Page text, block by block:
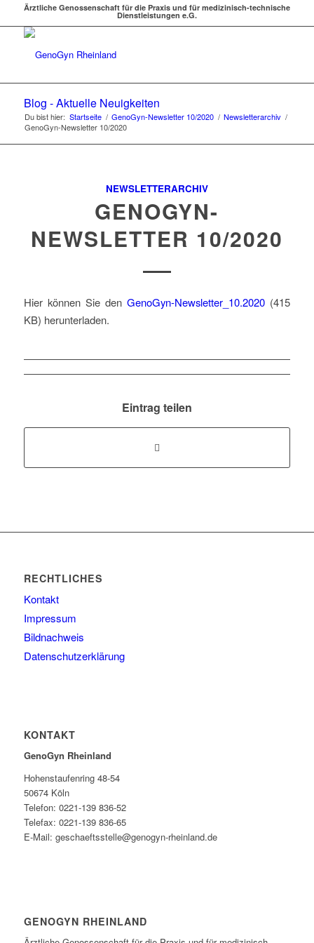
Ärztliche Genossenschaft für die Praxis und für medizinisch-technische
Dienstleistungen e.G.
Blog - Aktuelle Neuigkeiten
Du bist hier: Startseite / GenoGyn-Newsletter 10/2020 / Newsletterarchiv /
GenoGyn-Newsletter 10/2020
NEWSLETTERARCHIV
GENOGYN-
NEWSLETTER 10/2020
Hier können Sie denGenoGyn-Newsletter_10.2020 (415
KB) herunterladen.
Eintrag teilen
RECHTLICHES
Kontakt
Impressum
Bildnachweis
Datenschutzerklärung
KONTAKT
GenoGyn Rheinland
Hohenstaufenring 48-54
50674 Köln
Telefon: 0221-139 836-52
Telefax: 0221-139 836-65
E-Mail: geschaeftsstelle@genogyn-rheinland.de
GENOGYN RHEINLAND